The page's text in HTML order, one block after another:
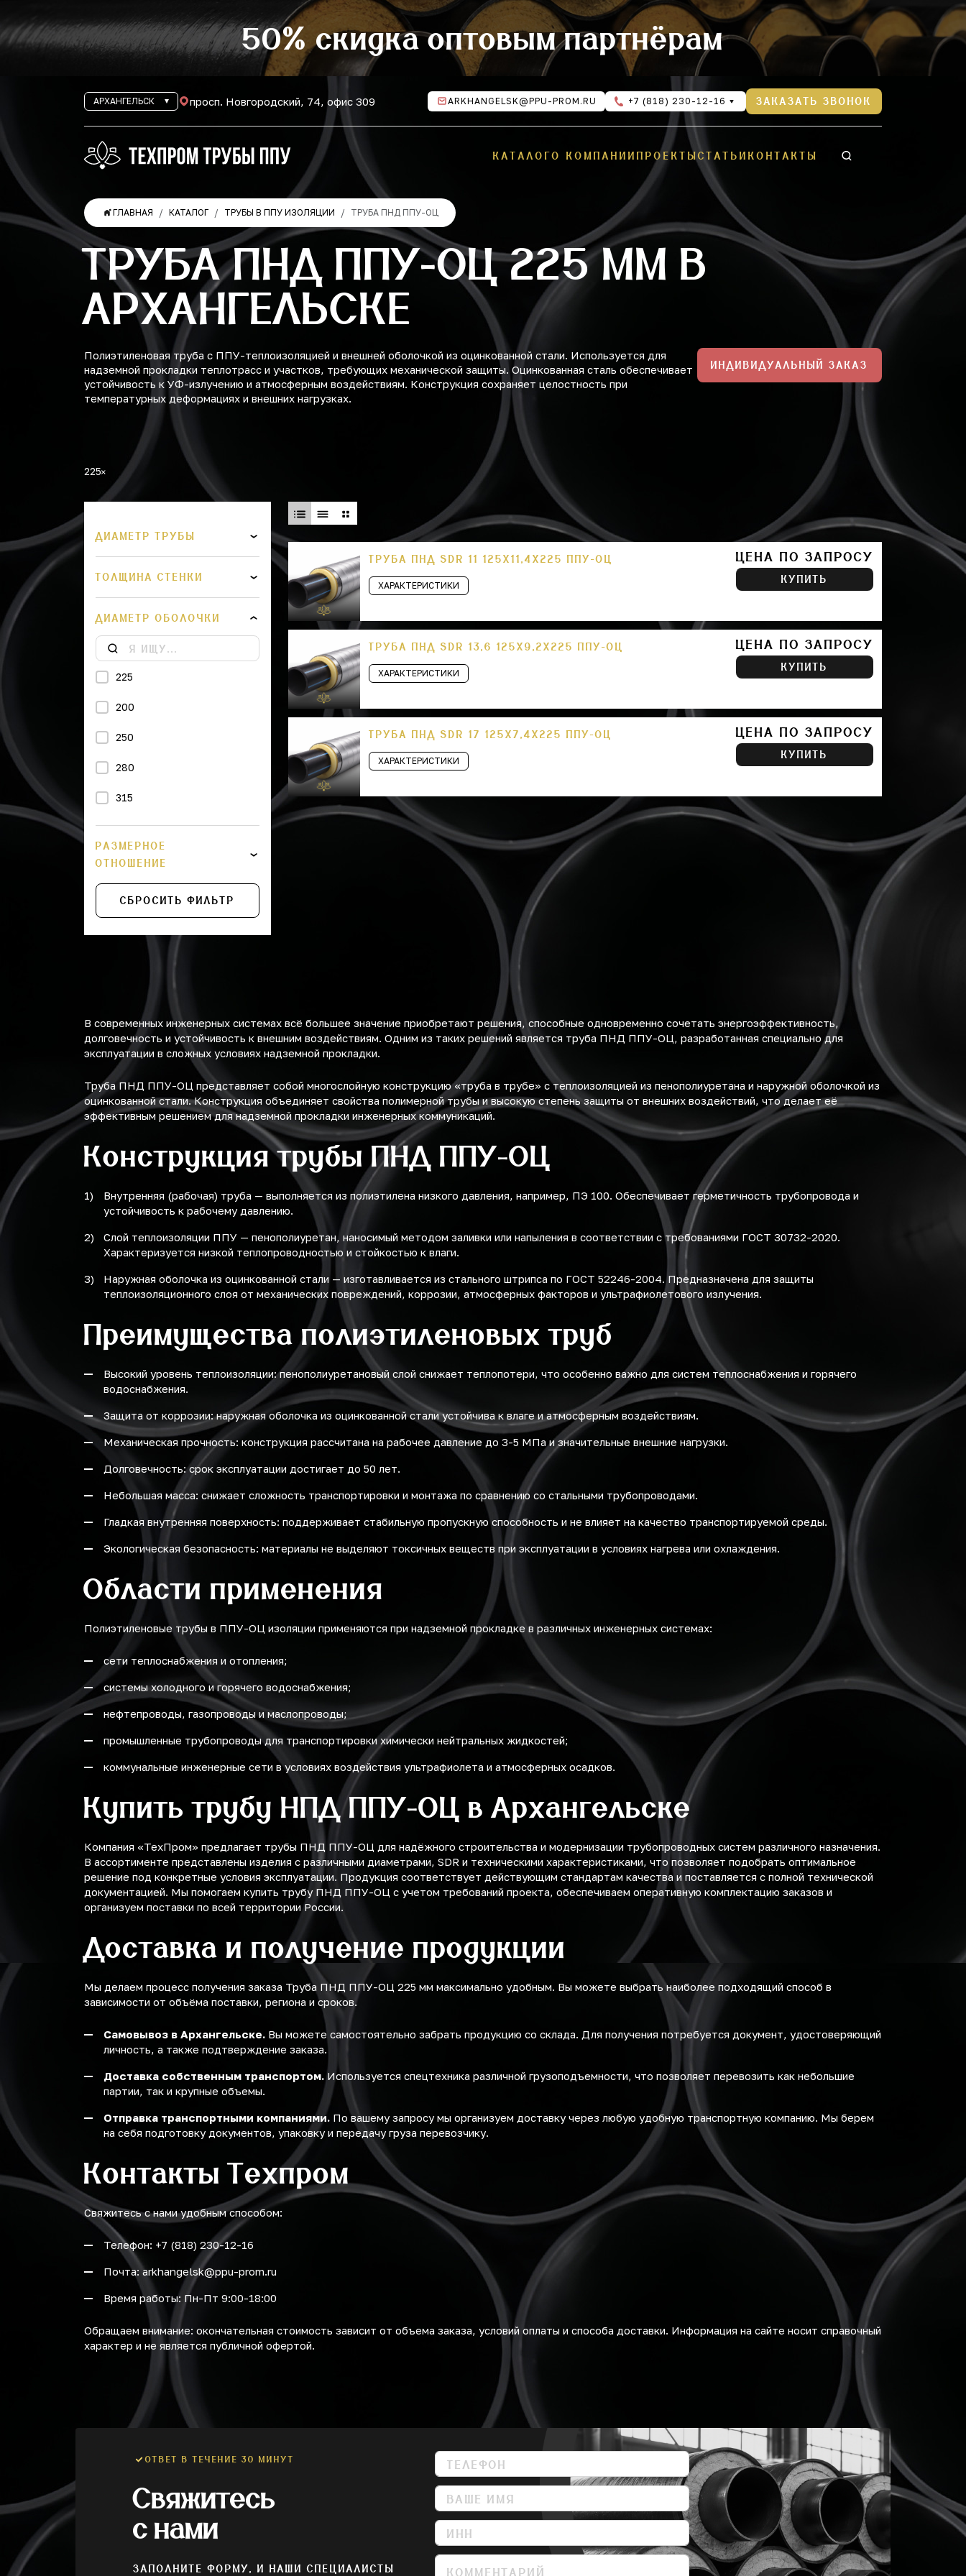
50% скидка оптовым партнёрам
АРХАНГЕЛЬСК просп. Новгородский, 74, офис 309 ARKHANGELSK@PPU-PROM.RU +7 (818) 230-12-16 ЗАКАЗАТЬ ЗВОНОК
КАТАЛОГО КОМПАНИИ ПРОЕКТЫСТАТЬИ КОНТАКТЫ
ГЛАВНАЯ КАТАЛОГ ТРУБЫ В ППУ ИЗОЛЯЦИИ ТРУБА ПНД ППУ-ОЦ
ТРУБА ПНД ППУ-ОЦ 225 ММ В
АРХАНГЕЛЬСКЕ
Полиэтиленовая труба с ППУ-теплоизоляцией и внешней оболочкой из оцинкованной стали. Используется для
надземной прокладки теплотрасс и участков, требующих механической защиты. Оцинкованная сталь обеспечивает
устойчивость к УФ-излучению и атмосферным воздействиям. Конструкция сохраняет целостность при
температурных деформациях и внешних нагрузках.
ИНДИВИДУАЛЬНЫЙ ЗАКАЗ
225
ДИАМЕТР ТРУБЫ
ТОЛЩИНА СТЕНКИ
ДИАМЕТР ОБОЛОЧКИ
225
200
250
280
315
355
400
450
500
РАЗМЕРНОЕ
ОТНОШЕНИЕ
СБРОСИТЬ ФИЛЬТР
ТРУБА ПНД SDR 11 125Х11,4Х225 ППУ-ОЦ
ХАРАКТЕРИСТИКИ
ЦЕНА ПО ЗАПРОСУ
КУПИТЬ
ТРУБА ПНД SDR 13,6 125Х9,2Х225 ППУ-ОЦ
ХАРАКТЕРИСТИКИ
ЦЕНА ПО ЗАПРОСУ
КУПИТЬ
ТРУБА ПНД SDR 17 125Х7,4Х225 ППУ-ОЦ
ХАРАКТЕРИСТИКИ
ЦЕНА ПО ЗАПРОСУ
КУПИТЬ
В современных инженерных системах всё большее значение приобретают решения, способные одновременно сочетать энергоэффективность,
долговечность и устойчивость к внешним воздействиям. Одним из таких решений является труба ПНД ППУ-ОЦ, разработанная специально для
эксплуатации в сложных условиях надземной прокладки.
Труба ПНД ППУ-ОЦ представляет собой многослойную конструкцию «труба в трубе» с теплоизоляцией из пенополиуретана и наружной оболочкой из
оцинкованной стали. Конструкция объединяет свойства полимерной трубы и высокую степень защиты от внешних воздействий, что делает её
эффективным решением для надземной прокладки инженерных коммуникаций.
Конструкция трубы ПНД ППУ-ОЦ
Внутренняя (рабочая) труба — выполняется из полиэтилена низкого давления, например, ПЭ 100. Обеспечивает герметичность трубопровода и
устойчивость к рабочему давлению.
Слой теплоизоляции ППУ — пенополиуретан, наносимый методом заливки или напыления в соответствии с требованиями ГОСТ 30732-2020.
Характеризуется низкой теплопроводностью и стойкостью к влаги.
Наружная оболочка из оцинкованной стали — изготавливается из стального штрипса по ГОСТ 52246-2004. Предназначена для защиты
теплоизоляционного слоя от механических повреждений, коррозии, атмосферных факторов и ультрафиолетового излучения.
Преимущества полиэтиленовых труб
Высокий уровень теплоизоляции: пенополиуретановый слой снижает теплопотери, что особенно важно для систем теплоснабжения и горячего
водоснабжения.
Защита от коррозии: наружная оболочка из оцинкованной стали устойчива к влаге и атмосферным воздействиям.
Механическая прочность: конструкция рассчитана на рабочее давление до 3-5 МПа и значительные внешние нагрузки.
Долговечность: срок эксплуатации достигает до 50 лет.
Небольшая масса: снижает сложность транспортировки и монтажа по сравнению со стальными трубопроводами.
Гладкая внутренняя поверхность: поддерживает стабильную пропускную способность и не влияет на качество транспортируемой среды.
Экологическая безопасность: материалы не выделяют токсичных веществ при эксплуатации в условиях нагрева или охлаждения.
Области применения
Полиэтиленовые трубы в ППУ-ОЦ изоляции применяются при надземной прокладке в различных инженерных системах:
сети теплоснабжения и отопления;
системы холодного и горячего водоснабжения;
нефтепроводы, газопроводы и маслопроводы;
промышленные трубопроводы для транспортировки химически нейтральных жидкостей;
коммунальные инженерные сети в условиях воздействия ультрафиолета и атмосферных осадков.
Купить трубу НПД ППУ-ОЦ в Архангельске
Компания «ТехПром» предлагает трубы ПНД ППУ-ОЦ для надёжного строительства и модернизации трубопроводных систем различного назначения.
В ассортименте представлены изделия с различными диаметрами, SDR и техническими характеристиками, что позволяет подобрать оптимальное
решение под конкретные условия эксплуатации. Продукция соответствует действующим стандартам качества и поставляется с полной технической
документацией. Мы помогаем купить трубу ПНД ППУ-ОЦ с учетом требований проекта, обеспечиваем оперативную комплектацию заказов и
организуем поставки по всей территории России.
Доставка и получение продукции
Мы делаем процесс получения заказа Труба ПНД ППУ-ОЦ 225 мм максимально удобным. Вы можете выбрать наиболее подходящий способ в
зависимости от объёма поставки, региона и сроков.
Самовывоз в Архангельске. Вы можете самостоятельно забрать продукцию со склада. Для получения потребуется документ, удостоверяющий
личность, а также подтверждение заказа.
Доставка собственным транспортом.Используется спецтехника различной грузоподъемности, что позволяет перевозить как небольшие
партии, так и крупные объемы.
Отправка транспортными компаниями. По вашему запросу мы организуем доставку через любую удобную транспортную компанию. Мы берем
на себя подготовку документов, упаковку и передачу груза перевозчику.
Контакты Техпром
Свяжитесь с нами удобным способом:
Телефон: +7 (818) 230-12-16
Почта: arkhangelsk@ppu-prom.ru
Время работы: Пн-Пт 9:00-18:00
Обращаем внимание: окончательная стоимость зависит от объема заказа, условий оплаты и способа доставки. Информация на сайте носит справочный
характер и не является публичной офертой.
ОТВЕТ В ТЕЧЕНИЕ 30 МИНУТ
Свяжитесь
с нами
ЗАПОЛНИТЕ ФОРМУ, И НАШИ СПЕЦИАЛИСТЫ